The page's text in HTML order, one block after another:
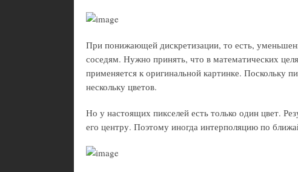
При понижающей дискретизации, то есть,
соседям. Нужно принять, что в математических
применяется к оригинальной картинке. Поскольку
нескольку цветов.
Но у настоящих пикселей есть только один цвет.
его центру. Поэтому иногда интерполяцию по